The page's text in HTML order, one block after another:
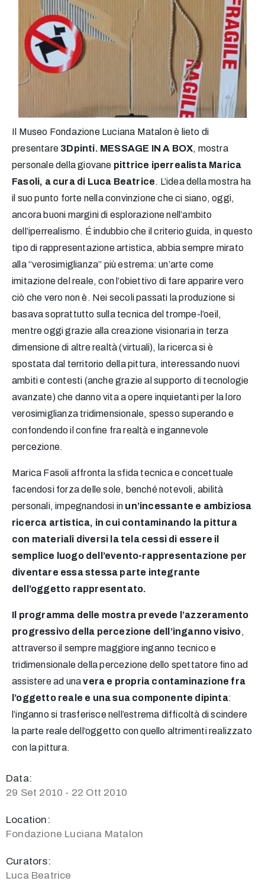
Il Museo Fondazione Luciana Matalon è lieto di
presentare 3Dpinti. MESSAGE IN A BOX, mostra
personale della giovane pittrice iperrealista Marica
Fasoli, a cura di Luca Beatrice. L’idea della mostra ha
il suo punto forte nella convinzione che ci siano, oggi,
ancora buoni margini di esplorazione nell’ambito
dell’iperrealismo. É indubbio che il criterio guida, in questo
tipo di rappresentazione artistica, abbia sempre mirato
alla “verosimiglianza” più estrema: un’arte come
imitazione del reale, con l’obiettivo di fare apparire vero
ciò che vero non è. Nei secoli passati la produzione si
basava soprattutto sulla tecnica del trompe-l’oeil,
mentre oggi grazie alla creazione visionaria in terza
dimensione di altre realtà (virtuali), la ricerca si è
spostata dal territorio della pittura, interessando nuovi
ambiti e contesti (anche grazie al supporto di tecnologie
avanzate) che danno vita a opere inquietanti per la loro
verosimiglianza tridimensionale, spesso superando e
confondendo il confine fra realtà e ingannevole
percezione.
Marica Fasoli affronta la sfida tecnica e concettuale
facendosi forza delle sole, benché notevoli, abilità
personali, impegnandosi in un’incessante e ambiziosa
ricerca artistica, in cui contaminando la pittura
con materiali diversi la tela cessi di essere il
semplice luogo dell’evento-rappresentazione per
diventare essa stessa parte integrante
dell’oggetto rappresentato.
Il programma delle mostra prevede l’azzeramento
progressivo della percezione dell’inganno visivo,
attraverso il sempre maggiore inganno tecnico e
tridimensionale della percezione dello spettatore fino ad
assistere ad unavera e propria contaminazione fra
l’oggetto reale e una sua componente dipinta:
l’inganno si trasferisce nell’estrema difficoltà di scindere
la parte reale dell’oggetto con quello altrimenti realizzato
con la pittura.
Data:
29 Set 2010 - 22 Ott 2010
Location:
Fondazione Luciana Matalon
Curators:
Luca Beatrice